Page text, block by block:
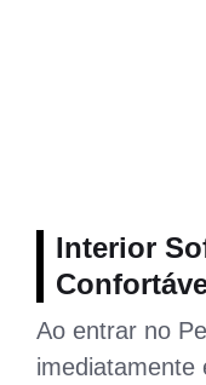
Interior
Ao entrar no
imediatamente